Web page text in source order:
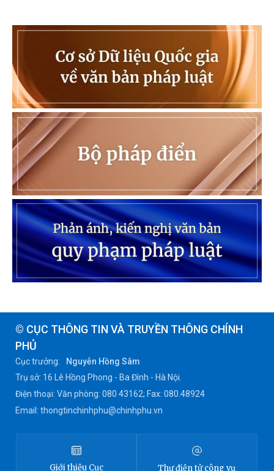
© CỤC THÔNG TIN VÀ TRUYỀN THÔNG CHÍNH
PHỦ
Cục trưởng:
Nguyễn Hồng Sâm
Trụ sở: 16 Lê Hồng Phong - Ba Đình - Hà Nội.
Điện thoại: Văn phòng: 080 43162; Fax: 080.48924
Email: thongtinchinhphu@chinhphu.vn
Giới thiệu Cục Thư điện tử công vụ